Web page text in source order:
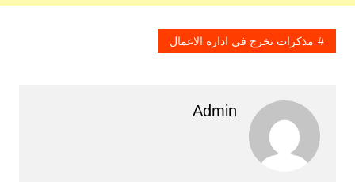
مذكرات تخرج في ادارة الاعمال
Admin